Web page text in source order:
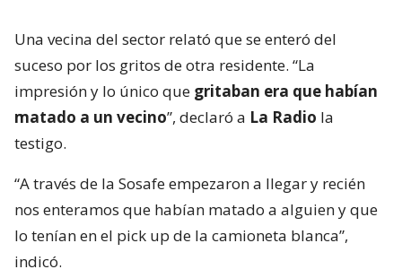
Una vecina del sector relató que se enteró del
suceso por los gritos de otra residente. “La
impresión y lo único que gritaban era que habían
matado a un vecino”, declaró a La Radio la
testigo.
“A través de la Sosafe empezaron a llegar y recién
nos enteramos que habían matado a alguien y que
lo tenían en el pick up de la camioneta blanca”,
indicó.